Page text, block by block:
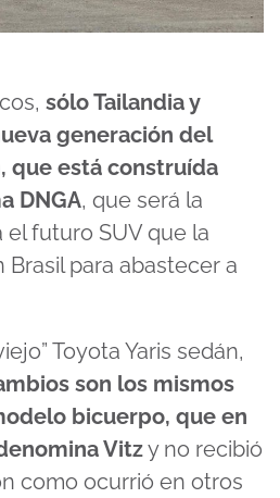
sólo Tailandia y
generación del
que está construída
DNGA, que será la
el futuro SUV que la
para abastecer a
Toyota Yaris sedán,
son los mismos
bicuerpo, que en
Vitzy no recibió
como ocurrió en otros